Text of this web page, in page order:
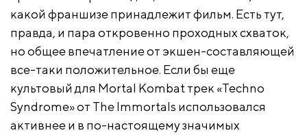
какой франшизе принадлежит фильм. Есть тут,
правда, и пара откровенно проходных схваток,
но общее впечатление от экшен-составляющей
все-таки положительное. Если бы еще
культовый для Mortal Kombat трек «Techno
Syndrome» от The Immortals использовался
активнее и в по-настоящему значимых